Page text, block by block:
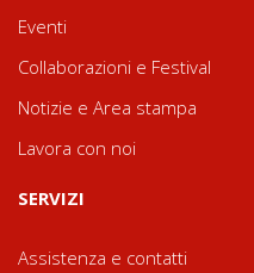
Eventi
Collaborazioni e Festival
Notizie e Area stampa
Lavora con noi
SERVIZI
Assistenza e contatti